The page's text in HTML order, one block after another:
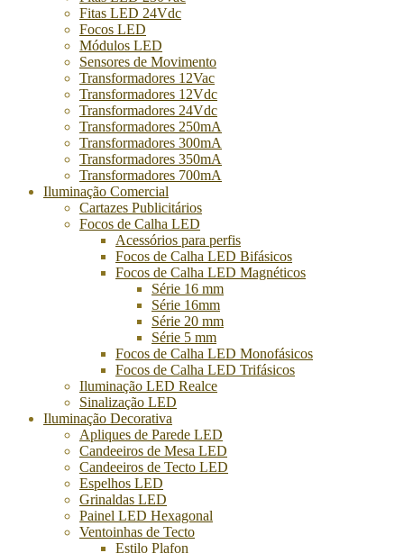
Fitas LED 24Vdc
Focos LED
Módulos LED
Sensores de Movimento
Transformadores 12Vac
Transformadores 12Vdc
Transformadores 24Vdc
Transformadores 250mA
Transformadores 300mA
Transformadores 350mA
Transformadores 700mA
Iluminação Comercial
Cartazes Publicitários
Focos de Calha LED
Acessórios para perfis
Focos de Calha LED Bifásicos
Focos de Calha LED Magnéticos
Série 16 mm
Série 16mm
Série 20 mm
Série 5 mm
Focos de Calha LED Monofásicos
Focos de Calha LED Trifásicos
Iluminação LED Realce
Sinalização LED
Iluminação Decorativa
Apliques de Parede LED
Candeeiros de Mesa LED
Candeeiros de Tecto LED
Espelhos LED
Grinaldas LED
Painel LED Hexagonal
Ventoinhas de Tecto
Estilo Plafon